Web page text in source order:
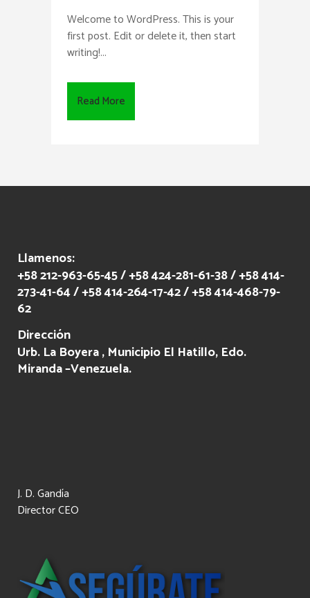
Welcome to WordPress. This is your
first post. Edit or delete it, then start
writing!...
Read More
Llamenos:
+58 212-963-65-45 / +58 424-281-61-38 / +58 414-
273-41-64 / +58 414-264-17-42 / +58 414-468-79-
62
Dirección
Urb. La Boyera , Municipio El Hatillo, Edo.
Miranda –Venezuela.
J. D. Gandía
Director CEO